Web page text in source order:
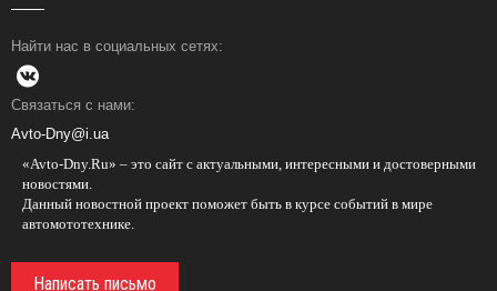
Найти нас в социальных сетях:
Связаться с нами:
Avto-Dny@i.ua
«Avto-Dny.Ru» – это сайт с актуальными, интересными и достоверными
новостями.
Данный новостной проект поможет быть в курсе событий в мире
автомототехнике.
Написать письмо